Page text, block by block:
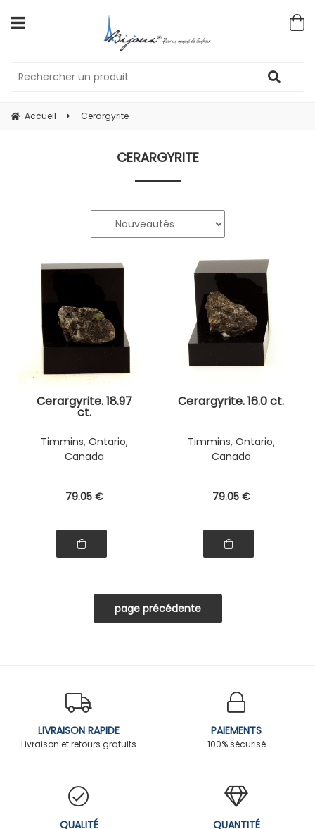
Accueil Cerargyrite
CERARGYRITE
Cerargyrite. 18.97
ct.
Timmins, Ontario,
Canada
79.05 €
Cerargyrite. 16.0 ct.
Timmins, Ontario,
Canada
79.05 €
LIVRAISON RAPIDE
Livraison et retours gratuits
PAIEMENTS
100% sécurisé
QUALITÉ QUANTITÉ